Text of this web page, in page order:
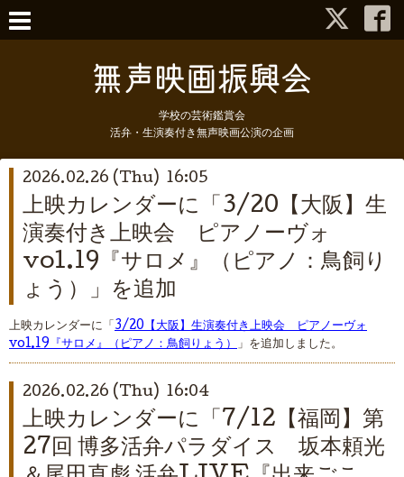
学校の芸術鑑賞会
活弁・生演奏付き無声映画公演の企画
2026.02.26 (Thu) 16:05
上映カレンダーに「3/20【大阪】生
演奏付き上映会 ピアノーヴォ
vol.19『サロメ』（ピアノ：鳥飼り
ょう）」を追加
上映カレンダーに「 3/20【大阪】生演奏付き上映会 ピアノーヴォ
vol.19『サロメ』（ピアノ：鳥飼りょう） 」を追加しました。
2026.02.26 (Thu) 16:04
上映カレンダーに「7/12【福岡】第
27回 博多活弁パラダイス 坂本頼光